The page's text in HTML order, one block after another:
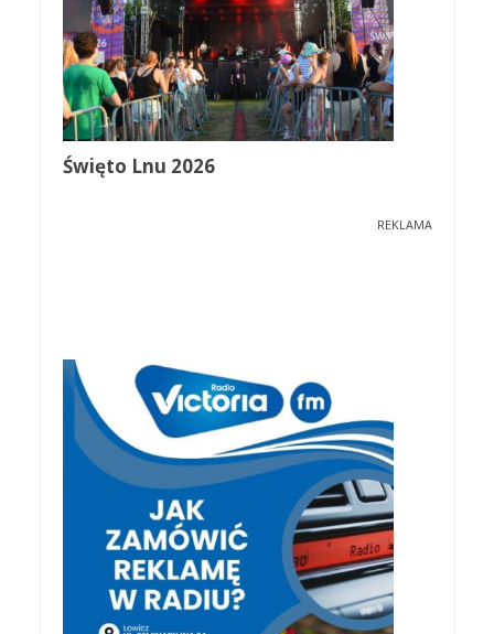
Święto Lnu 2026
REKLAMA